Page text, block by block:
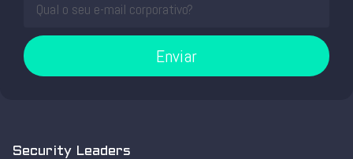
Enviar
Security Leaders